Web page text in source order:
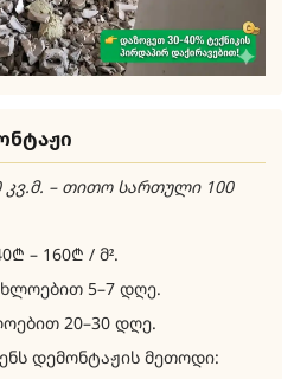
– თითო სართული 100
– 160₾ / მ².
5–7 დღე.
20–30 დღე.
დემონტაჟის მეთოდი: